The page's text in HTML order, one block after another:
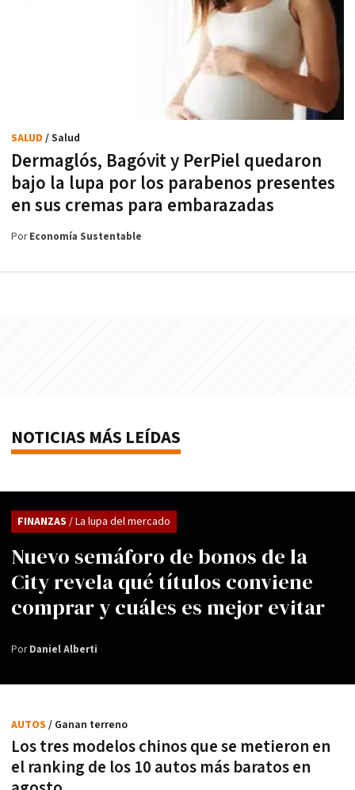
Dermaglós, Bagóvit y PerPiel quedaron
bajo la lupa por los parabenos presentes
en sus cremas para embarazadas
SALUD / Salud
PorEconomía Sustentable
NOTICIAS MÁS LEÍDAS
Nuevo semáforo de bonos de la
City revela qué títulos conviene
comprar y cuáles es mejor evitar
FINANZAS / La lupa del mercado
PorDaniel Alberti
Los tres modelos chinos que se metieron en
el ranking de los 10 autos más baratos en
AUTOS / Ganan terreno